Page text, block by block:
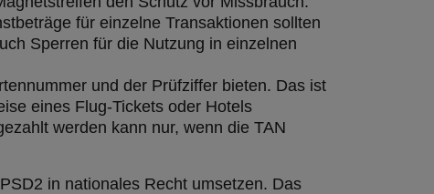
für einzelne Transaktionen sollten
Sperren für die Nutzung in einzelnen
und der Prüfziffer bieten. Das ist
eines Flug-Tickets oder Hotels
werden kann nur, wenn die TAN
in nationales Recht umsetzen. Das